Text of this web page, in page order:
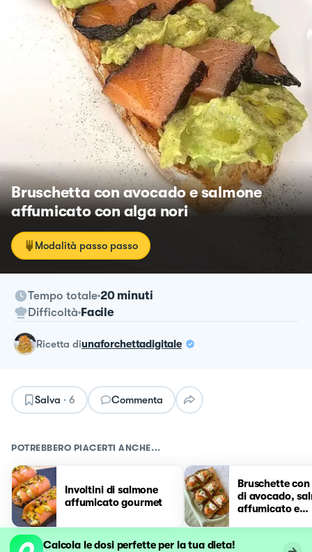
Bruschetta con avocado e salmone
affumicato con alga nori
Modalità passo passo
Tempo totale 20 minuti
Difficoltà Facile
ricetta diunaforchettadigitale
Salva · 6 Commenta
POTREBBERO PIACERTI ANCHE...
Involtini di salmone
affumicato gourmet
Bruschette
di avocado,
affumicato e
Calcola le dosi perfette per la tua dieta!